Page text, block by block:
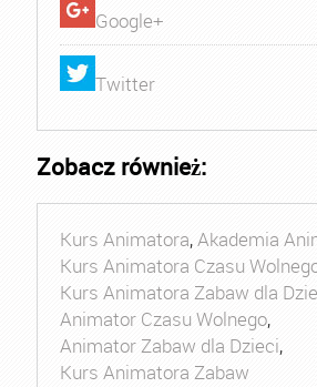
Google+
Twitter
Zobacz również:
Kurs Animatora,Akademia
Kurs Animatora Czasu
Kurs Animatora Zabaw dla
Animator Czasu Wolnego,
Animator Zabaw dla Dzieci,
Kurs Animatora Zabaw